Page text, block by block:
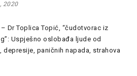
2020
Dr Toplica Topić, “čudotvorac iz
Uspješno oslobađa ljude od
depresije, paničnih napada, strahova